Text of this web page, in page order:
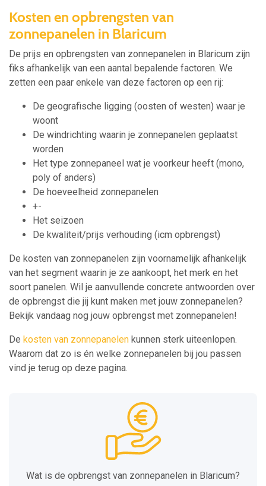
Kosten en opbrengsten van
zonnepanelen in Blaricum
De prijs en opbrengsten van zonnepanelen in Blaricum zijn
fiks afhankelijk van een aantal bepalende factoren. We
zetten een paar enkele van deze factoren op een rij:
De geografische ligging (oosten of westen) waar je
woont
De windrichting waarin je zonnepanelen geplaatst
worden
Het type zonnepaneel wat je voorkeur heeft (mono,
poly of anders)
De hoeveelheid zonnepanelen
+-
Het seizoen
De kwaliteit/prijs verhouding (icm opbrengst)
De kosten van zonnepanelen zijn voornamelijk afhankelijk
van het segment waarin je ze aankoopt, het merk en het
soort panelen. Wil je aanvullende concrete antwoorden over
de opbrengst die jij kunt maken met jouw zonnepanelen?
Bekijk vandaag nog jouw opbrengst met zonnepanelen!
De kosten van zonnepanelen kunnen sterk uiteenlopen.
Waarom dat zo is én welke zonnepanelen bij jou passen
vind je terug op deze pagina.
Wat is de opbrengst van zonnepanelen in Blaricum?